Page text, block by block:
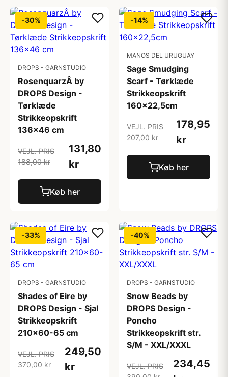
-30%
DROPS - GARNSTUDIO
RosenquarzÂ by
DROPS Design -
Tørklæde
Strikkeopskrift
136x46 cm
VEJL. PRIS
188,00 kr
131,80
kr
Køb her
-14%
MANOS DEL URUGUAY
Sage Smudging
Scarf - Tørklæde
Strikkeopskrift
160x22,5cm
VEJL. PRIS
207,00 kr
178,95
kr
Køb her
-33%
DROPS - GARNSTUDIO
Shades of Eire by
DROPS Design - Sjal
Strikkeopskrift
210x60-65 cm
VEJL. PRIS
370,00 kr
249,50
kr
-40%
DROPS - GARNSTUDIO
Snow Beads by
DROPS Design -
Poncho
Strikkeopskrift str.
S/M - XXL/XXXL
VEJL. PRIS
234,45